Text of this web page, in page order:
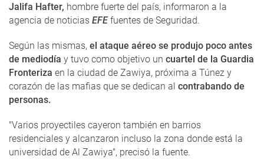
Jalifa Hafter, hombre fuerte del país, informaron a la
agencia de noticias EFEfuentes de Seguridad.
Según las mismas, el ataque aéreo se produjo poco antes
de mediodía y tuvo como objetivo un cuartel de la Guardia
Fronteriza en la ciudad de Zawiya, próxima a Túnez y
corazón de las mafias que se dedican al contrabando de
personas.
"Varios proyectiles cayeron también en barrios
residenciales y alcanzaron incluso la zona donde está la
universidad de Al Zawiya", precisó la fuente.